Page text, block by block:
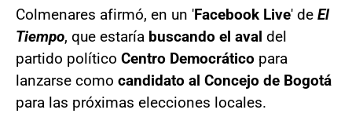
Colmenares afirmó, en un 'Facebook Live' de El
Tiempo, que estaría buscando el aval del
partido político Centro Democrático para
lanzarse como candidato al Concejo de Bogotá
para las próximas elecciones locales.